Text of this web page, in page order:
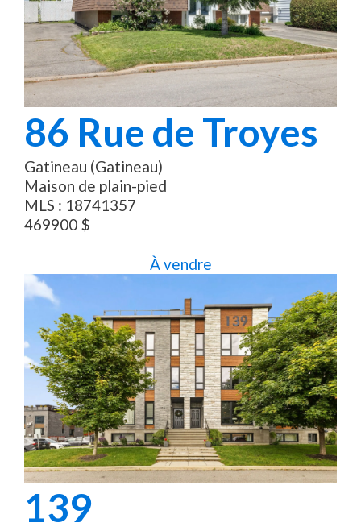
86 Rue de Troyes
Gatineau (Gatineau)
Maison de plain-pied
MLS : 18741357
469900 $
À vendre
139